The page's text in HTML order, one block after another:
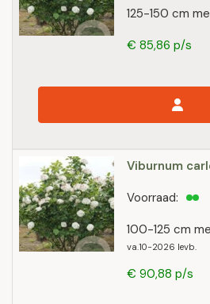
125-150 cm
€ 85,86 p/s
Viburnum
100-125 cm
va.10-2026 levb.
Voorraad:
€ 90,88 p/s